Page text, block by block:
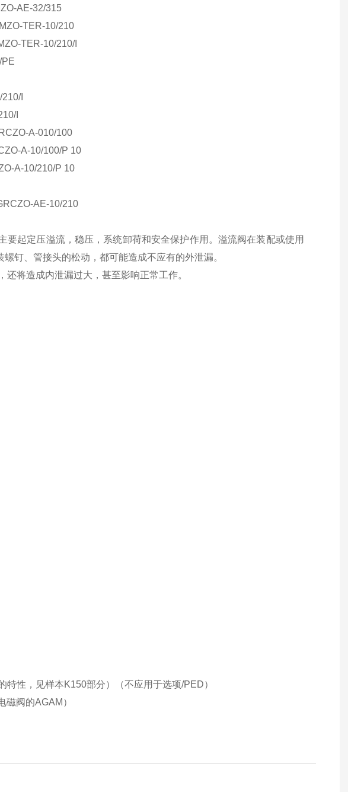
AE-32/315
TER-10/210
TER-10/210/I
I
I
A-010/100
A-10/100/P 10
A-10/210/P 10
AE-10/210
要起定压溢流，稳压，系统卸荷和安全保护作用。溢流阀在装配或使用
钉、管接头的松动，都可能造成不应有的外泄漏。
将造成内泄漏过大，甚至影响正常工作。
性，见样本K150部分）（不应用于选项/PED）
阀的AGAM）